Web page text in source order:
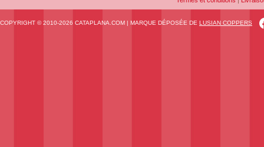
COPYRIGHT © 2010-2026 CATAPLANA.COM | MARQUE DÉPOSÉE DE LUSIAN COPPERS